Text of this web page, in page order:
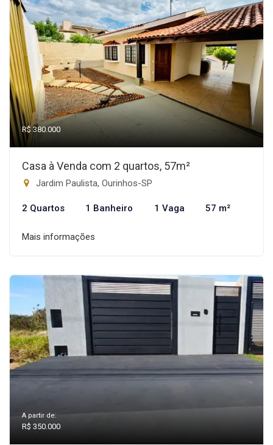
R$ 380.000
Casa à Venda com 2 quartos, 57m²
Jardim Paulista, Ourinhos-SP
2 Quartos 1 Banheiro 1 Vaga 57 m²
Mais informações
A partir de:
R$ 350.000